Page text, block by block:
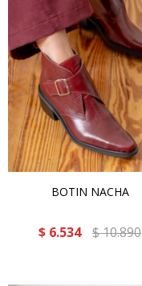
BOTIN NACHA
$ 6.534 $10.890